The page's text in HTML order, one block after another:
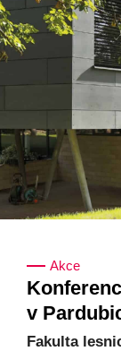
Akce
v
Fakulta